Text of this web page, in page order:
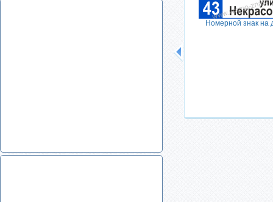
Номерной знак на